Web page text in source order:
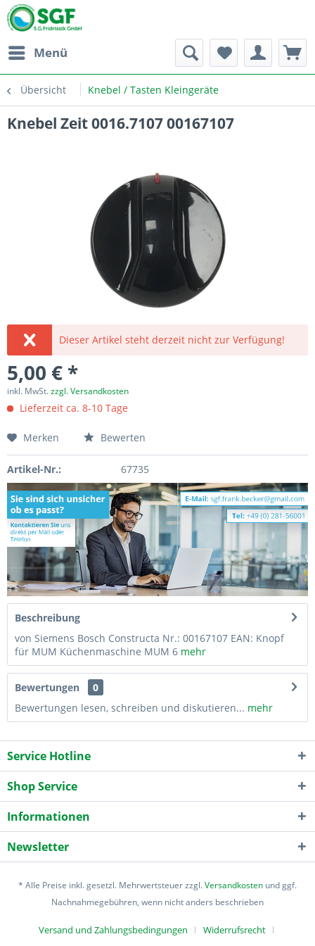
Menü
Übersicht Knebel / Tasten Kleingeräte
Knebel Zeit 0016.7107 00167107
Dieser Artikel steht derzeit nicht zur Verfügung!
5,00 € *
inkl. MwSt.zzgl. Versandkosten
Lieferzeit ca. 8-10 Tage
Merken Bewerten
Artikel-Nr.: 67735
Beschreibung
von Siemens Bosch Constructa Nr.: 00167107 EAN: Knopf
für MUM Küchenmaschine MUM 6 mehr
Bewertungen
0
Bewertungen lesen, schreiben und diskutieren... mehr
Service Hotline
Shop Service
Informationen
Newsletter
* Alle Preise inkl. gesetzl. Mehrwertsteuer zzgl.Versandkosten und ggf.
Nachnahmegebühren, wenn nicht anders beschrieben
Versand und Zahlungsbedingungen Widerrufsrecht